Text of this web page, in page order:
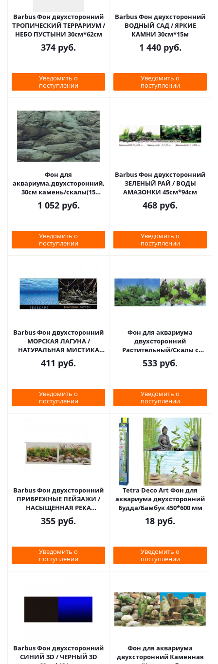
Barbus Фон двухсторонний
ТРОПИЧЕСКИЙ ТЕРРАРИУМ /
НЕБО ПУСТЫНИ 30см*62см
374 руб.
Уведомить о
поступлении
Barbus Фон двухсторонний
ВОДНЫЙ САД / ЯРКИЕ
КАМНИ 30см*15м
1 440руб.
Уведомить о
поступлении
Фон для
аквариума,двухсторонний,
30см камень/скалы(15
метров)
1 052руб.
Уведомить о
поступлении
Barbus Фон двухсторонний
ЗЕЛЕНЫЙ РАЙ / ВОДЫ
АМАЗОНКИ 45см*94см
468 руб.
Уведомить о
поступлении
Barbus Фон двухсторонний
МОРСКАЯ ЛАГУНА /
НАТУРАЛЬНАЯ МИСТИКА
60см*124см
411 руб.
Уведомить о
поступлении
Фон для аквариума
двухсторонний
Растительный/Скалы с
растениями 50х100см
(9003/9028)
533 руб.
Уведомить о
поступлении
Barbus Фон двухсторонний
ПРИБРЕЖНЫЕ ПЕЙЗАЖИ /
НАСЫЩЕННАЯ РЕКА
45см*94см
355 руб.
Уведомить о
поступлении
Tetra Deco Art Фон для
аквариума двухсторонний
Будда/Бамбук 450*600 мм
18 руб.
Уведомить о
поступлении
Barbus Фон двухсторонний
СИНИЙ 3D / ЧЕРНЫЙ 3D
Фон для аквариума
двухсторонний Каменная